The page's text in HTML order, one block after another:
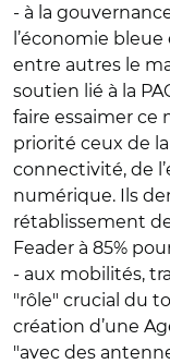
- à la
l’économie
entre autres le
soutien lié à la
faire essaimer ce
priorité ceux de
connectivité, de
numérique. Ils
rétablissement
Feader à 85%
- aux mobilités,
"rôle" crucial du
création d’une
"avec des